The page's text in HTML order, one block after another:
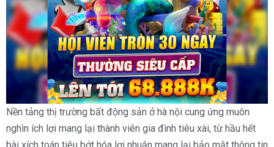
Nền tảng thị trường bất động sản ở hà nội cung ứng muôn
nghìn ích lợi mang lại thành viên gia đình tiêu xài, từ hầu hết